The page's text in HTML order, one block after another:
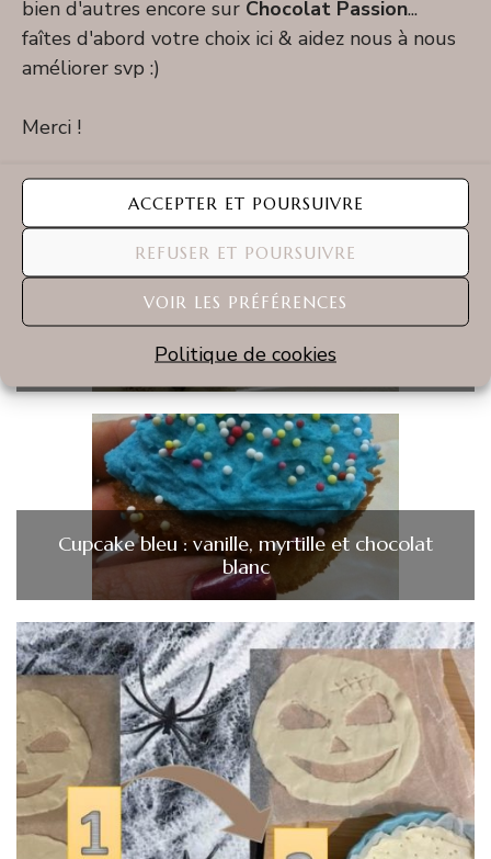
bien d'autres encore sur Chocolat Passion...
faîtes d'abord votre choix ici & aidez nous à nous
améliorer svp :)
Merci !
ACCEPTER ET POURSUIVRE
REFUSER ET POURSUIVRE
VOIR LES PRÉFÉRENCES
Politique de cookies
Moelleux chocolat tofu (sans gluten et sans
Bûche de Noël au chocolat et à l’orange
Cupcake bleu : vanille, myrtille et chocolat
blanc